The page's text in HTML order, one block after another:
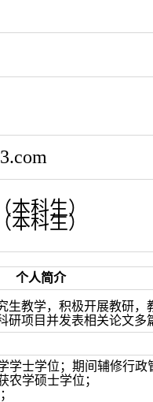
本科生）
本科生）
个人简介
教学，积极开展教研
项目并发表相关论文多
士学位；期间辅修行政
学硕士学位；